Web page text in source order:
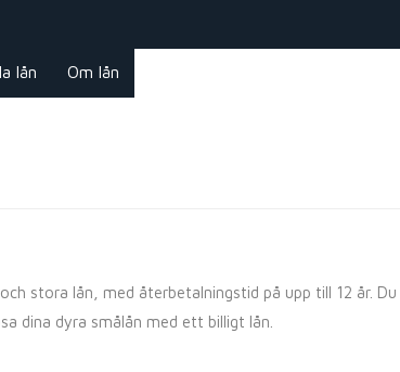
lån Om lån
stora lån, med återbetalningstid på upp till 12 år.
dina dyra smålån med ett billigt lån.